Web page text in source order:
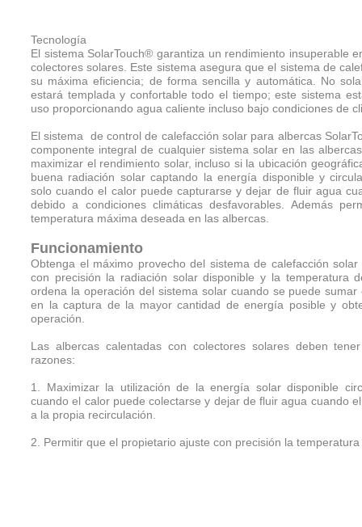
Tecnología
El sistema SolarTouch® garantiza un rendimiento insuperable
colectores solares. Este sistema asegura que el sistema de
su máxima eficiencia; de forma sencilla y automática. No
estará templada y confortable todo el tiempo; este sistema
uso proporcionando agua caliente incluso bajo condiciones de
El sistema de control de calefacción solar para albercas
componente integral de cualquier sistema solar en las
maximizar el rendimiento solar, incluso si la ubicación
buena radiación solar captando la energía disponible y
solo cuando el calor puede capturarse y dejar de fluir agua
debido a condiciones climáticas desfavorables. Además
temperatura máxima deseada en las albercas.
Funcionamiento
Obtenga el máximo provecho del sistema de calefacción
con precisión la radiación solar disponible y la temperatura
ordena la operación del sistema solar cuando se puede
en la captura de la mayor cantidad de energía posible y
operación.
Las albercas calentadas con colectores solares deben
razones:
1. Maximizar la utilización de la energía solar disponible
cuando el calor puede colectarse y dejar de fluir agua cuando
a la propia recirculación.
2. Permitir que el propietario ajuste con precisión la